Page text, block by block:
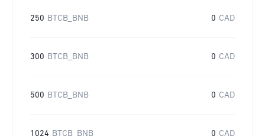
250 BTCB_BNB 0 CAD
300 BTCB_BNB 0 CAD
500 BTCB_BNB 0 CAD
1024 BTCB_BNB 0 CAD